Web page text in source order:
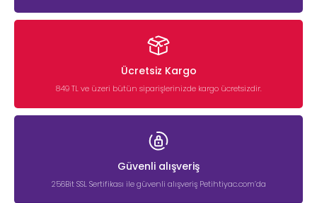
Ücretsiz Kargo
849 TL ve üzeri bütün siparişlerinizde kargo ücretsizdir.
Güvenli alışveriş
256Bit SSL Sertifikası ile güvenli alışveriş Petihtiyac.com’da